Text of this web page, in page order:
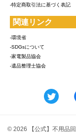
-特定商取引法に基づく表記
関連リンク
-環境省
-SDGsについて
-家電製品協会
-遺品整理士協会
© 2026 【公式】不用品